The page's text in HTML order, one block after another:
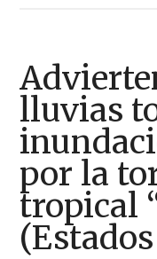
lluvias
por la
tropical